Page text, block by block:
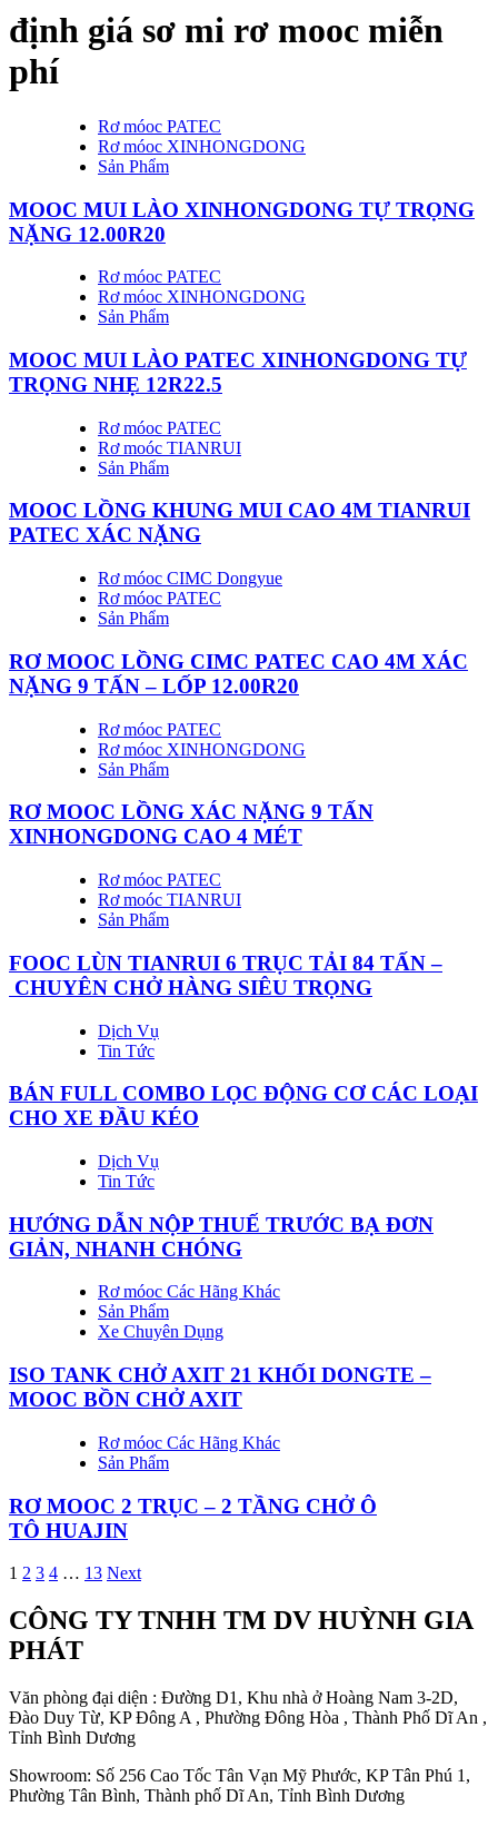
định giá sơ mi rơ mooc miễn
phí
Rơ móoc PATEC
Rơ móoc XINHONGDONG
Sản Phẩm
MOOC MUI LÀO XINHONGDONG TỰ TRỌNG
NẶNG 12.00R20
Rơ móoc PATEC
Rơ móoc XINHONGDONG
Sản Phẩm
MOOC MUI LÀO PATEC XINHONGDONG TỰ
TRỌNG NHẸ 12R22.5
Rơ móoc PATEC
Rơ moóc TIANRUI
Sản Phẩm
MOOC LỒNG KHUNG MUI CAO 4M TIANRUI
PATEC XÁC NẶNG
Rơ móoc CIMC Dongyue
Rơ móoc PATEC
Sản Phẩm
RƠ MOOC LỒNG CIMC PATEC CAO 4M XÁC
NẶNG 9 TẤN – LỐP 12.00R20
Rơ móoc PATEC
Rơ móoc XINHONGDONG
Sản Phẩm
RƠ MOOC LỒNG XÁC NẶNG 9 TẤN
XINHONGDONG CAO 4 MÉT
Rơ móoc PATEC
Rơ moóc TIANRUI
Sản Phẩm
FOOC LÙN TIANRUI 6 TRỤC TẢI 84 TẤN –
CHUYÊN CHỞ HÀNG SIÊU TRỌNG
Dịch Vụ
Tin Tức
BÁN FULL COMBO LỌC ĐỘNG CƠ CÁC LOẠI
CHO XE ĐẦU KÉO
Dịch Vụ
Tin Tức
HƯỚNG DẪN NỘP THUẾ TRƯỚC BẠ ĐƠN
GIẢN, NHANH CHÓNG
Rơ móoc Các Hãng Khác
Sản Phẩm
Xe Chuyên Dụng
ISO TANK CHỞ AXIT 21 KHỐI DONGTE –
MOOC BỒN CHỞ AXIT
Rơ móoc Các Hãng Khác
Sản Phẩm
RƠ MOOC 2 TRỤC – 2 TẦNG CHỞ Ô
TÔ HUAJIN
Điều
hướng
bài
viết
1 2 3 4 … 13 Next
CÔNG TY TNHH TM DV HUỲNH GIA
PHÁT
Văn phòng đại diện : Đường D1, Khu nhà ở Hoàng Nam 3-2D,
Đào Duy Từ, KP Đông A , Phường Đông Hòa , Thành Phố Dĩ An ,
Tỉnh Bình Dương
Showroom: Số 256 Cao Tốc Tân Vạn Mỹ Phước, KP Tân Phú 1,
Phường Tân Bình, Thành phố Dĩ An, Tỉnh Bình Dương